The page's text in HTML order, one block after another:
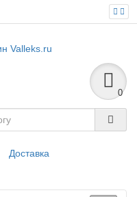
0
Доставка